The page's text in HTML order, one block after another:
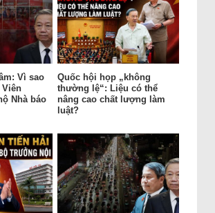
Vì sao
Viên
Nhà báo
Quốc hội họp „không
thường lệ“: Liệu có thể
nâng cao chất lượng làm
luật?